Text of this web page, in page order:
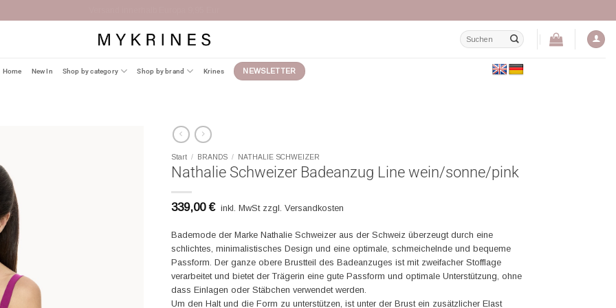
Suchen
nach:
Home New In Shop by category Shop by brand Krines NEWSLETTER
Start / BRANDS / NATHALIE SCHWEIZER
Nathalie Schweizer Badeanzug Line wein/sonne/pink
339,00€ inkl. MwSt zzgl. Versandkosten
Bademode der Marke Nathalie Schweizer aus der Schweiz überzeugt durch eine
schlichtes, minimalistisches Design und eine optimale, schmeichelnde und bequeme
Passform. Der ganze obere Brustteil des Badeanzuges ist mit zweifacher Stofflage
verarbeitet und bietet der Trägerin eine gute Passform und optimale Unterstützung, ohne
dass Einlagen oder Stäbchen verwendet werden.
Um den Halt und die Form zu unterstützen, ist unter der Brust ein zusätzlicher Elast